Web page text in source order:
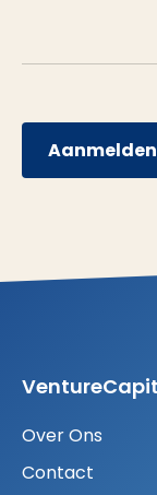
Aanmelden
Over Ons
Contact